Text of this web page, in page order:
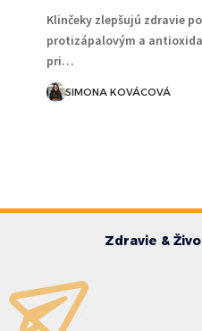
Klinčeky zlepšujú zdravie
protizápalovým a
pri…
SIMONA KOVÁCOVÁ
Zdravie &